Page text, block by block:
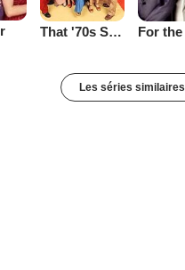
That '70s Show
Les séries similaires